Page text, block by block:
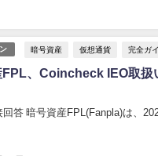
暗号資産 仮想通貨 完全ガ
FPL、Coincheck IEO取
回答 暗号資産FPL(Fanpla)は、